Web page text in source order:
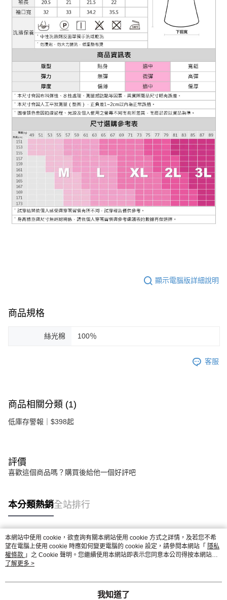
顯示電腦版詳細說明
商品規格
絲光棉 100％
客服
商品相關分類 (1)
低庫存警報｜$398起
評價
喜歡這個商品嗎？購買後給他一個好評吧
本分類熱銷全站排行
熱門標籤
本網站中使用 cookie，欲查詢有關本網站使用 cookie 方式之詳情，及若您不希
望在電腦上使用 cookie 時應如何變更電腦的 cookie 設定，請參閱本網站「 隱私
權條款 」之 Cookie 聲明。您繼續使用本網站即表示您同意本公司得按本網站使
用條款之 Cookie 聲明使用 cookie。
了解更多 >
我知道了